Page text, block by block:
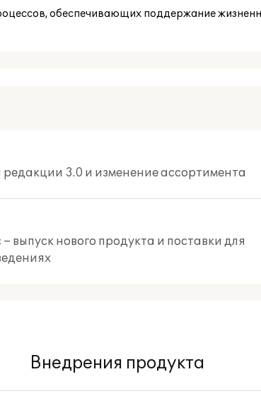
обеспечивающих поддержание
3.0 и изменение ассортимента
нового продукта и поставки для
Внедрения продукта